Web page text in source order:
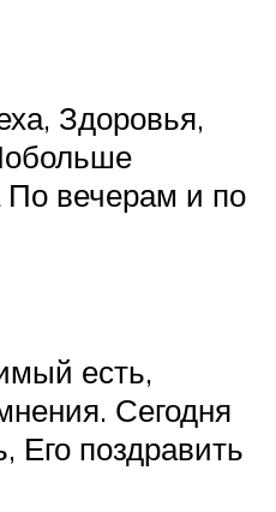
Здоровья,
По вечерам и по
есть,
Сегодня
Его поздравить